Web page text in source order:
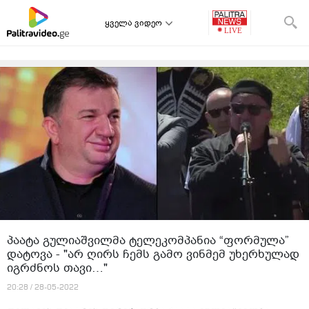
ყველა ვიდეო
პა­ა­ტა გუ­ლი­აშ­ვილ­მა ტე­ლე­კომ­პა­ნია “ფორ­მუ­ლა”
და­ტო­ვა - "არ ღირს ჩემს გამო ვინმემ უხერხულად
იგრძნოს თავი…"
20:28 / 28-05-2022